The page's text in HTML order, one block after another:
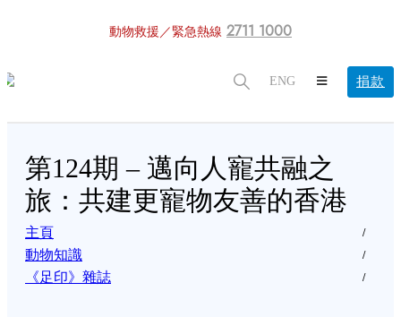
動物救援／緊急熱線 2711 1000
ENG 捐款
第124期 – 邁向人寵共融之
旅：共建更寵物友善的香港
主頁
動物知識
《足印》雜誌